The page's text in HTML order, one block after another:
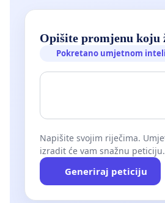
Opišite promjenu koju
Pokretano umjetnom
Napišite svojim riječima.
izradit će vam snažnu peticiju.
Generiraj peticiju